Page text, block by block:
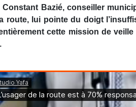
Constant Bazié, conseiller
route, lui pointe du doigt
cette mission de